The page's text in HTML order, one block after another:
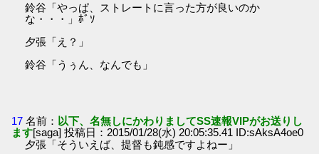
鈴谷「やっぱ、ストレートに言った方が良いのか
な・・・」ﾎﾞｿ
夕張「え？」
鈴谷「うぅん、なんでも」
17 名前： 以下、名無しにかわりましてSS速報VIPがお送りし
ます[saga] 投稿日：2015/01/28(水) 20:05:35.41 ID:sAksA4oe0
夕張「そういえば、提督も鈍感ですよねー」